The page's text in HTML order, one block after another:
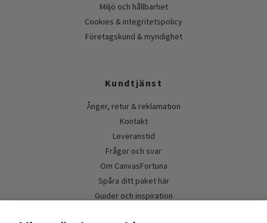
Miljö och hållbarhet
Cookies & integritetspolicy
Företagskund & myndighet
Kundtjänst
Ånger, retur & reklamation
Kontakt
Leveranstid
Frågor och svar
Om CanvasFortuna
Spåra ditt paket här
Guider och inspiration